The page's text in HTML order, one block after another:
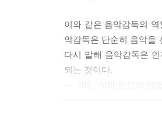
이와 같은 음악감독의
악감독은 단순히 음악을
다시 말해 음악감독은
되는 것이다.